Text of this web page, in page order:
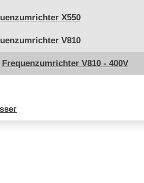
X550
V810
Frequenzumrichter V810 - 400V